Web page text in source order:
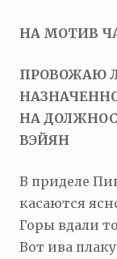
НА МОТИВ
ПРОВОЖАЮ
НА
ВЭЙЯН
В приделе
касаются
Горы вдали
Вот ива